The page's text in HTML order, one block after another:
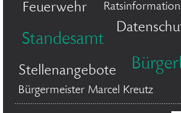
Feuerwehr
Standesamt
Stellenangebote
Bürgermeister Marcel Kreutz